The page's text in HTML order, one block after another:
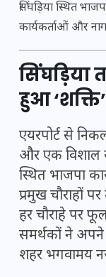
सिंघड़िया स्थित
कार्यकर्ताओं और
सिंघड़िया
हुआ
एयरपोर्ट से
और एक विशाल
स्थित भाजपा
प्रमुख चौराहों
हर चौराहे पर
समर्थकों ने अपने
शहर भगवामय